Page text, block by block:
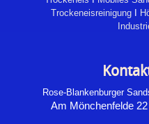
TrockeneisreinigungI
Rose-Blankenburger
Am Mönchenfelde